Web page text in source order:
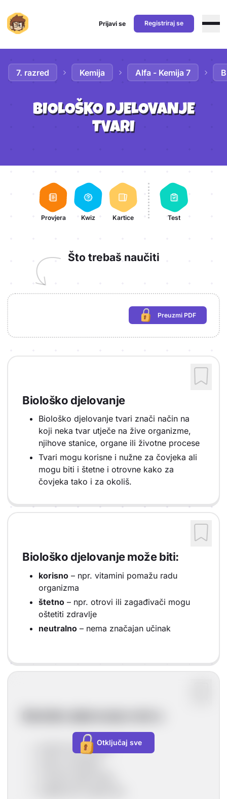
Prijavi se Registriraj se
7. razred Kemija Alfa - Kemija 7
BIOLOŠKO DJELOVANJE
TVARI
Aktivnosti lekcije
Provjera Kwiz Kartice Test
Što trebaš naučiti
Preuzmi PDF
(potrebna prijava)
Biološko djelovanje
Biološko djelovanje tvari znači način na
koji neka tvar utječe na žive organizme,
njihove stanice, organe ili životne procese
Tvari mogu korisne i nužne za čovjeka ali
mogu biti i štetne i otrovne kako za
čovjeka tako i za okoliš.
Biološko djelovanje može biti:
korisno – npr. vitamini pomažu radu
organizma
štetno – npr. otrovi ili zagađivači mogu
oštetiti zdravlje
neutralno – nema značajan učinak
količini tvari (dozi),
Otključaj sve